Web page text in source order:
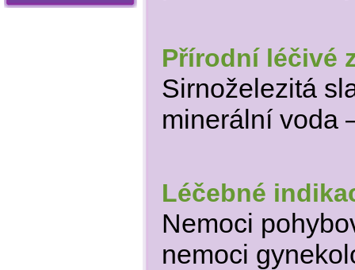
Přírodní léčivé
Sirnoželezitá
minerální voda
Léčebné
Nemoci
nemoci